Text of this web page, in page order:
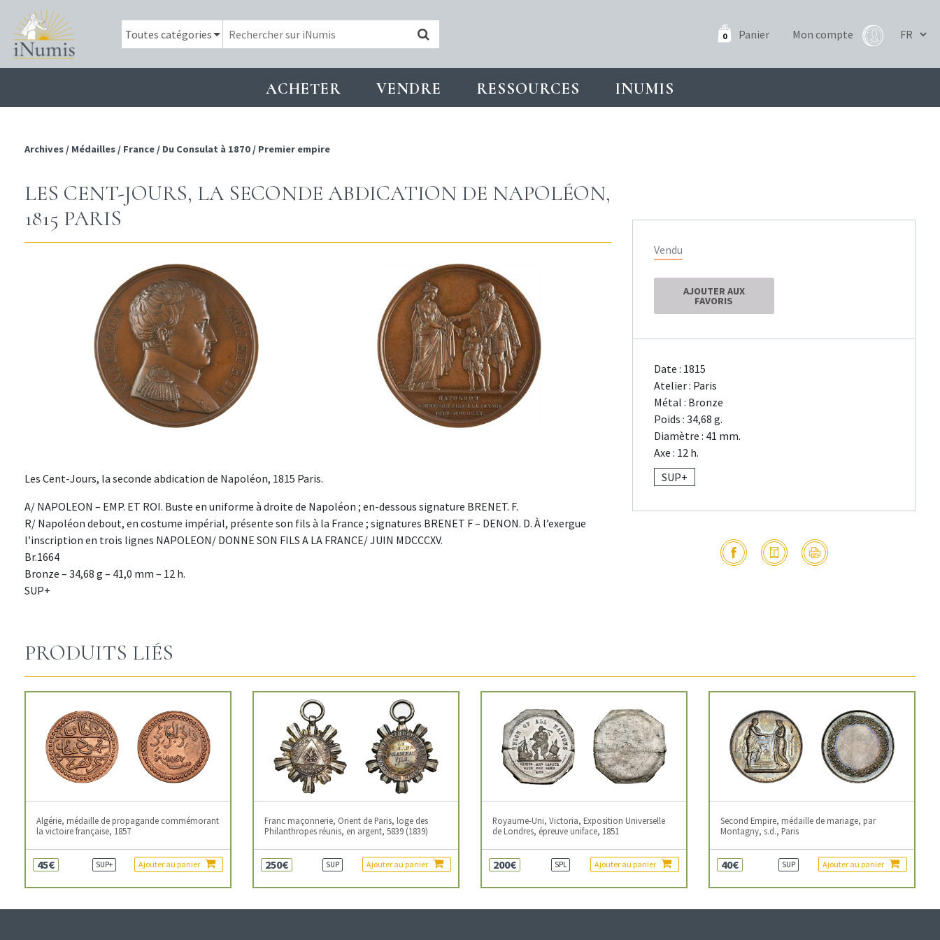
0 Panier Mon compte
ACHETER VENDRE RESSOURCES INUMIS
Archives / Médailles / France / Du Consulat à 1870 / Premier empire
LES CENT-JOURS, LA SECONDE ABDICATION DE NAPOLÉON,
1815 PARIS
Les Cent-Jours, la seconde abdication de Napoléon, 1815 Paris.
A/ NAPOLEON – EMP. ET ROI. Buste en uniforme à droite de Napoléon ; en-dessous signature BRENET. F.
R/ Napoléon debout, en costume impérial, présente son fils à la France ; signatures BRENET F – DENON. D. À l’exergue
l’inscription en trois lignes NAPOLEON/ DONNE SON FILS A LA FRANCE/ JUIN MDCCCXV.
Br.1664
Bronze – 34,68 g – 41,0 mm – 12 h.
SUP+
Vendu
AJOUTER AUX
FAVORIS
Date : 1815
Atelier : Paris
Métal : Bronze
Poids : 34,68 g.
Diamètre : 41 mm.
Axe : 12 h.
SUP+
PRODUITS LIÉS
Algérie, médaille de propagande commémorant
la victoire française, 1857
45€ SUP+ Ajouter au panier
Franc maçonnerie, Orient de Paris, loge des
Philanthropes réunis, en argent, 5839 (1839)
250€ SUP Ajouter au panier
Royaume-Uni, Victoria, Exposition Universelle
de Londres, épreuve uniface, 1851
200€ SPL Ajouter au panier
Second Empire, médaille de mariage, par
Montagny, s.d., Paris
40€ SUP Ajouter au panier